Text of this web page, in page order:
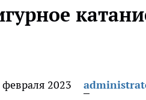
февраля 2023